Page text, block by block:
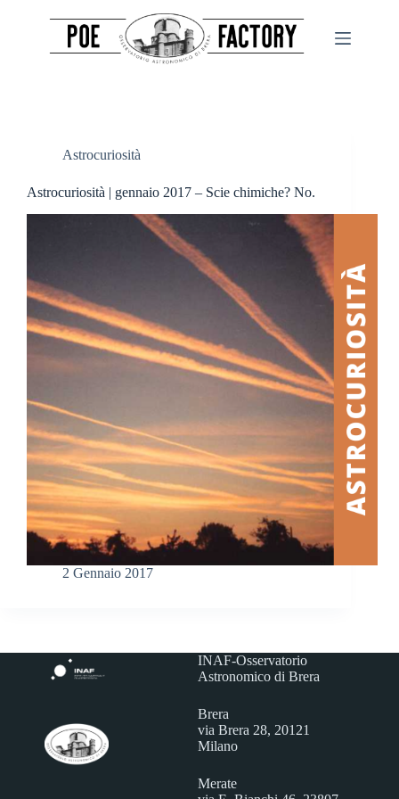
Astrocuriosità
Astrocuriosità | gennaio 2017 – Scie chimiche? No.
2 Gennaio 2017
INAF-Osservatorio
Astronomico di Brera
Brera
via Brera 28, 20121
Milano
Merate